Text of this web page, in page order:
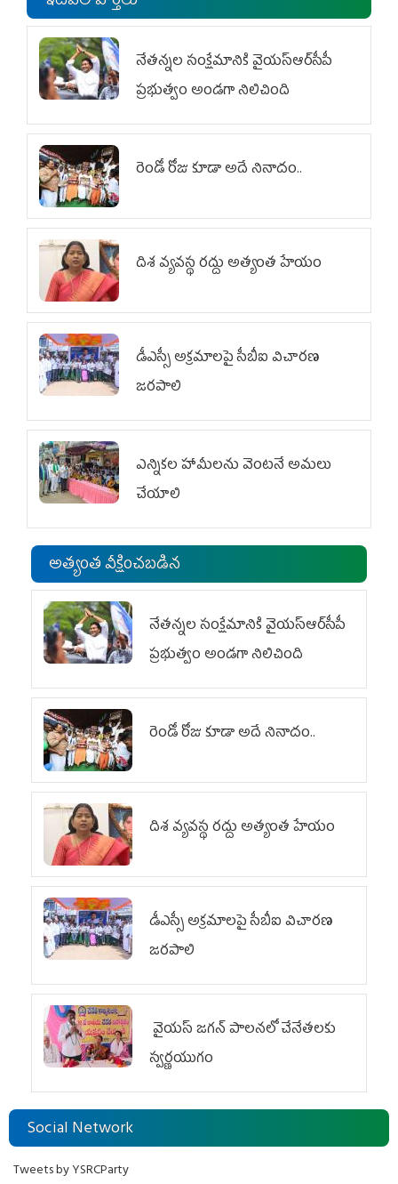
నేతన్నల సంక్షేమానికి వైయ‌స్ఆర్‌సీపీ
ప్రభుత్వం అండగా నిలిచింది
రెండో రోజు కూడా అదే నినాదం..
దిశ వ్యవస్థ రద్దు అత్యంత హేయం
డీఎస్సీ అక్రమాలపై సీబీఐ విచారణ
జరపాలి
ఎన్నికల హామీలను వెంటనే అమలు
చేయాలి
అత్యంత వీక్షించబడిన
నేతన్నల సంక్షేమానికి వైయ‌స్ఆర్‌సీపీ
ప్రభుత్వం అండగా నిలిచింది
రెండో రోజు కూడా అదే నినాదం..
దిశ వ్యవస్థ రద్దు అత్యంత హేయం
డీఎస్సీ అక్రమాలపై సీబీఐ విచారణ
జరపాలి
వైయ‌స్ జగన్ పాలనలో చేనేతలకు
స్వర్ణయుగం
Social Network
Tweets by YSRCParty